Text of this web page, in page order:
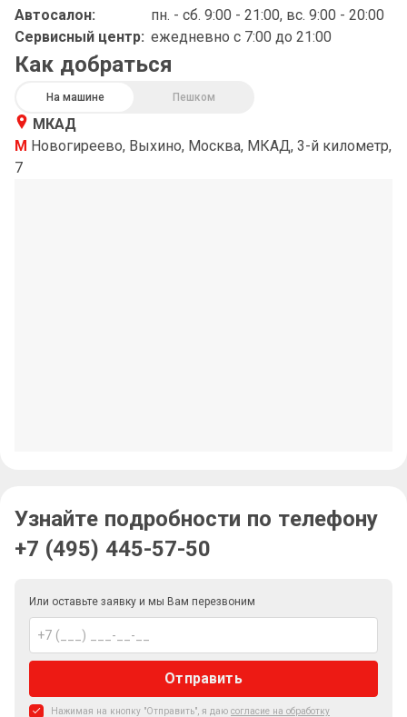
Автосалон: пн. - сб. 9:00 - 21:00, вс. 9:00 - 20:00
Сервисный центр: ежедневно с 7:00 до 21:00
Как добраться
На машине Пешком
МКАД
М Новогиреево, Выхино, Москва, МКАД, 3-й километр,
7
Узнайте подробности по телефону
+7 (495) 445-57-50
Или оставьте заявку и мы Вам перезвоним
Отправить
Нажимая на кнопку "Отправить", я даю согласие на обработку